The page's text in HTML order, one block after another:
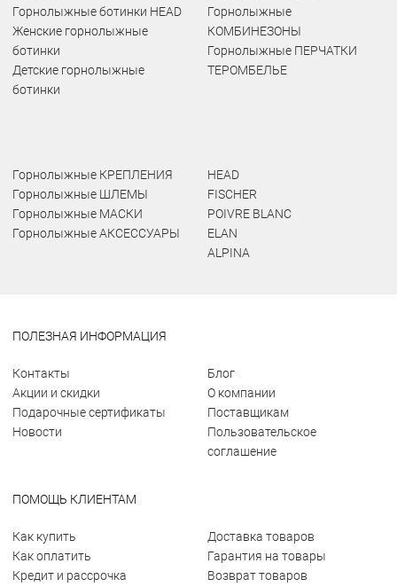
Горнолыжные ботинки HEAD
Женские горнолыжные
ботинки
Детские горнолыжные
ботинки
Горнолыжные
КОМБИНЕЗОНЫ
Горнолыжные ПЕРЧАТКИ
ТЕРОМБЕЛЬЕ
Горнолыжные КРЕПЛЕНИЯ
Горнолыжные ШЛЕМЫ
Горнолыжные МАСКИ
Горнолыжные АКСЕССУАРЫ
HEAD
FISCHER
POIVRE BLANC
ELAN
ALPINA
ПОЛЕЗНАЯ ИНФОРМАЦИЯ
Контакты
Акции и скидки
Подарочные сертификаты
Новости
Блог
О компании
Поставщикам
Пользовательское
соглашение
ПОМОЩЬ КЛИЕНТАМ
Как купить
Как оплатить
Кредит и рассрочка
Доставка товаров
Гарантия на товары
Возврат товаров